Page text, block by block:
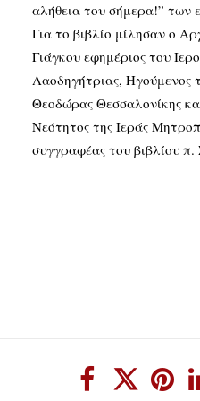
αλήθεια του σήμερα!”
Για το βιβλίο μίλησαν ο
Γιάγκου εφημέριος του
Λαοδηγήτριας, Ηγούμενος
Θεοδώρας Θεσσαλονίκης
Νεότητος της Ιεράς
συγγραφέας του βιβλίου